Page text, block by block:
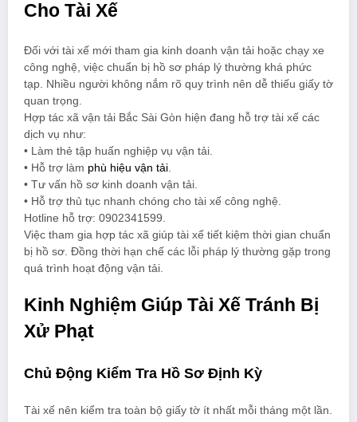
Cho Tài Xế
Đối với tài xế mới tham gia kinh doanh vận tải hoặc chạy xe
công nghệ, việc chuẩn bị hồ sơ pháp lý thường khá phức
tạp. Nhiều người không nắm rõ quy trình nên dễ thiếu giấy tờ
quan trọng.
Hợp tác xã vận tải Bắc Sài Gòn hiện đang hỗ trợ tài xế các
dịch vụ như:
• Làm thẻ tập huấn nghiệp vụ vận tải.
• Hỗ trợ làm phù hiệu vận tải
• Tư vấn hồ sơ kinh doanh vận tải.
• Hỗ trợ thủ tục nhanh chóng cho tài xế công nghệ.
Hotline hỗ trợ: 0902341599.
Việc tham gia hợp tác xã giúp tài xế tiết kiệm thời gian chuẩn
bị hồ sơ. Đồng thời hạn chế các lỗi pháp lý thường gặp trong
quá trình hoạt động vận tải.
Kinh Nghiệm Giúp Tài Xế Tránh Bị
Xử Phạt
Chủ Động Kiểm Tra Hồ Sơ Định Kỳ
Tài xế nên kiểm tra toàn bộ giấy tờ ít nhất mỗi tháng một lần.